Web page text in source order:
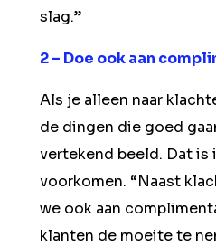
slag.”
2 – Doe ook aan
Als je alleen naar
de dingen die goed
vertekend beeld. Dat is
voorkomen. “Naast
we ook aan
klanten de moeite te